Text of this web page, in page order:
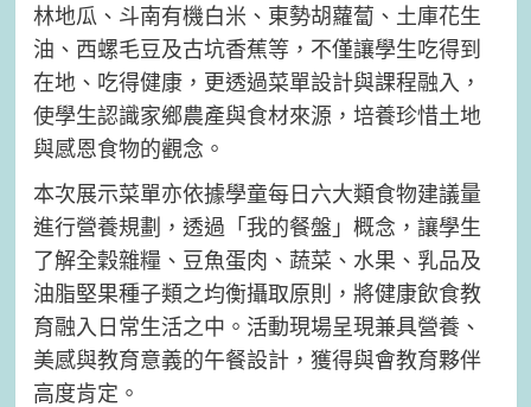
林地瓜、斗南有機白米、東勢胡蘿蔔、土庫花生
油、西螺毛豆及古坑香蕉等，不僅讓學生吃得到
在地、吃得健康，更透過菜單設計與課程融入，
使學生認識家鄉農產與食材來源，培養珍惜土地
與感恩食物的觀念。
本次展示菜單亦依據學童每日六大類食物建議量
進行營養規劃，透過「我的餐盤」概念，讓學生
了解全穀雜糧、豆魚蛋肉、蔬菜、水果、乳品及
油脂堅果種子類之均衡攝取原則，將健康飲食教
育融入日常生活之中。活動現場呈現兼具營養、
美感與教育意義的午餐設計，獲得與會教育夥伴
高度肯定。